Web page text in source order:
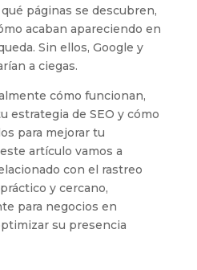
páginas se descubren,
acaban apareciendo en
Sin ellos, Google y
a ciegas.
cómo funcionan,
estrategia de SEO y cómo
para mejorar tu
artículo vamos a
con el rastreo
y cercano,
para negocios en
su presencia